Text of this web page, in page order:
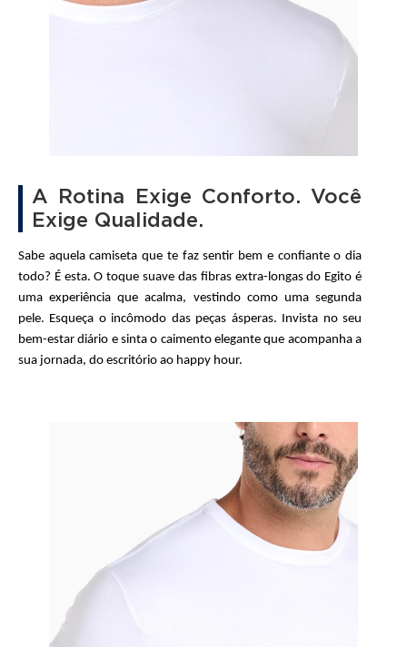
A Rotina Exige Conforto. Você
Exige Qualidade.
Sabe aquela camiseta que te faz sentir bem e confiante o dia
todo? É esta. O toque suave das fibras extra-longas do Egito é
uma experiência que acalma, vestindo como uma segunda
pele. Esqueça o incômodo das peças ásperas. Invista no seu
bem-estar diário e sinta o caimento elegante que acompanha a
sua jornada, do escritório ao happy hour.